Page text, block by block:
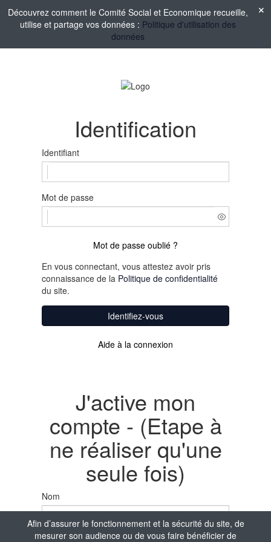
Afin d’assurer le fonctionnement et la sécurité du site, de
mesurer son audience ou de vous faire bénéficier de
Découvrez comment le Comité Social et Economique recueille,
utilise et partage vos données : Politique d'utilisation des
données
Identification
Identifiant
Mot de passe
Mot de passe oublié ?
En vous connectant, vous attestez avoir pris
connaissance de la Politique de confidentialité
du site.
Identifiez-vous
Aide à la connexion
J'active mon
compte - (Etape à
ne réaliser qu'une
seule fois)
Nom